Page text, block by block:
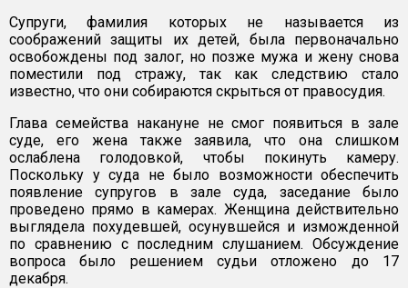
Супруги, фамилия которых не называется из
соображений защиты их детей, была первоначально
освобождены под залог, но позже мужа и жену снова
поместили под стражу, так как следствию стало
известно, что они собираются скрыться от правосудия.
Глава семейства накануне не смог появиться в зале
суде, его жена также заявила, что она слишком
ослаблена голодовкой, чтобы покинуть камеру.
Поскольку у суда не было возможности обеспечить
появление супругов в зале суда, заседание было
проведено прямо в камерах. Женщина действительно
выглядела похудевшей, осунувшейся и изможденной
по сравнению с последним слушанием. Обсуждение
вопроса было решением судьи отложено до 17
декабря.